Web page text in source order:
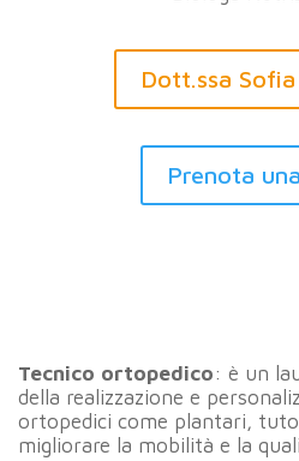
Dott.ssa
Prenota
Tecnico ortopedico: è un
della realizzazione e
ortopedici come plantari,
migliorare la mobilità e la